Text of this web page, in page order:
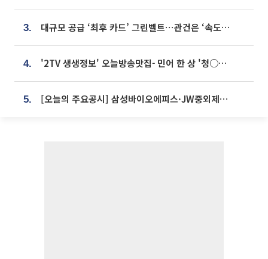
3. 대규모 공급 ‘최후 카드’ 그린벨트⋯관건은 ‘속도’ [주택공급 승부수의 조건]
4. '2TV 생생정보' 오늘방송맛집- 민어 한 상 '청○○○' vs 전복 한 상 '명○'
5. [오늘의 주요공시] 삼성바이오에피스·JW중외제약·한미반도체·SK바이오사이언스 등